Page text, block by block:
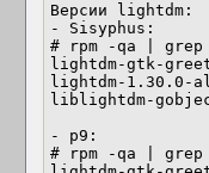
Версии lightdm:
- Sisyphus:
# rpm -qa | grep
lightdm-gtk-
lightdm-1.30.0-
liblightdm-
- p9:
# rpm -qa | grep